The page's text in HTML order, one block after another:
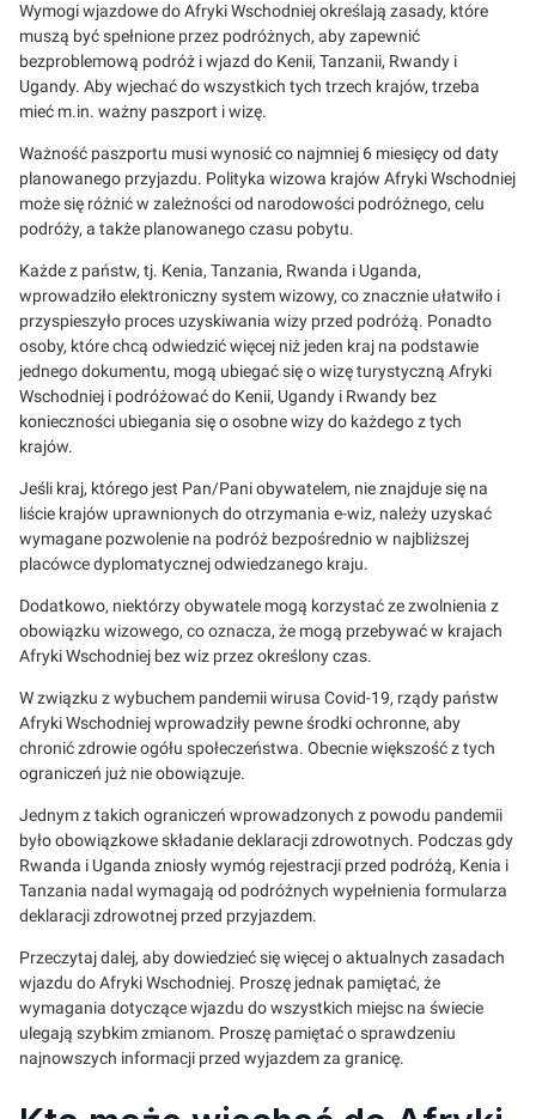
Wymogi wjazdowe do Afryki Wschodniej określają zasady, które
muszą być spełnione przez podróżnych, aby zapewnić
bezproblemową podróż i wjazd do Kenii, Tanzanii, Rwandy i
Ugandy. Aby wjechać do wszystkich tych trzech krajów, trzeba
mieć m.in. ważny paszport i wizę.
Ważność paszportu musi wynosić co najmniej 6 miesięcy od daty
planowanego przyjazdu. Polityka wizowa krajów Afryki Wschodniej
może się różnić w zależności od narodowości podróżnego, celu
podróży, a także planowanego czasu pobytu.
Każde z państw, tj. Kenia, Tanzania, Rwanda i Uganda,
wprowadziło elektroniczny system wizowy, co znacznie ułatwiło i
przyspieszyło proces uzyskiwania wizy przed podróżą. Ponadto
osoby, które chcą odwiedzić więcej niż jeden kraj na podstawie
jednego dokumentu, mogą ubiegać się o wizę turystyczną Afryki
Wschodniej i podróżować do Kenii, Ugandy i Rwandy bez
konieczności ubiegania się o osobne wizy do każdego z tych
krajów.
Jeśli kraj, którego jest Pan/Pani obywatelem, nie znajduje się na
liście krajów uprawnionych do otrzymania e-wiz, należy uzyskać
wymagane pozwolenie na podróż bezpośrednio w najbliższej
placówce dyplomatycznej odwiedzanego kraju.
Dodatkowo, niektórzy obywatele mogą korzystać ze zwolnienia z
obowiązku wizowego, co oznacza, że mogą przebywać w krajach
Afryki Wschodniej bez wiz przez określony czas.
W związku z wybuchem pandemii wirusa Covid-19, rządy państw
Afryki Wschodniej wprowadziły pewne środki ochronne, aby
chronić zdrowie ogółu społeczeństwa. Obecnie większość z tych
ograniczeń już nie obowiązuje.
Jednym z takich ograniczeń wprowadzonych z powodu pandemii
było obowiązkowe składanie deklaracji zdrowotnych. Podczas gdy
Rwanda i Uganda zniosły wymóg rejestracji przed podróżą, Kenia i
Tanzania nadal wymagają od podróżnych wypełnienia formularza
deklaracji zdrowotnej przed przyjazdem.
Przeczytaj dalej, aby dowiedzieć się więcej o aktualnych zasadach
wjazdu do Afryki Wschodniej. Proszę jednak pamiętać, że
wymagania dotyczące wjazdu do wszystkich miejsc na świecie
ulegają szybkim zmianom. Proszę pamiętać o sprawdzeniu
najnowszych informacji przed wyjazdem za granicę.